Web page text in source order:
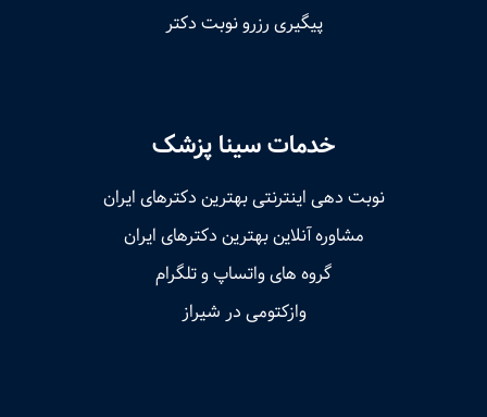
پیگیری رزرو نوبت دکتر
خدمات سینا پزشک
نوبت‌ دهی اینترنتی بهترین دکترهای ایران
مشاوره آنلاین بهترین دکترهای ایران
گروه های واتساپ و تلگرام
وازکتومی در شیراز